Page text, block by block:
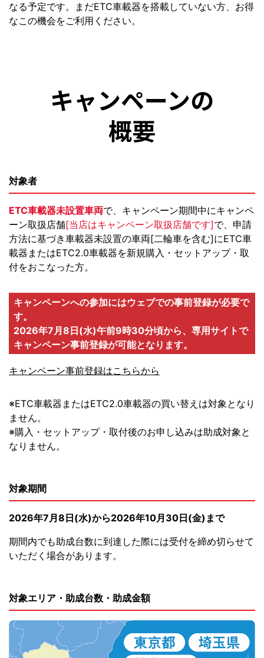
なる予定です。まだETC車載器を搭載していない方、お得
なこの機会をご利用ください。
キャンペーンの
概要
対象者
ETC車載器未設置車両で、キャンペーン期間中にキャンペ
ーン取扱店舗[当店はキャンペーン取扱店舗です]で、申請
方法に基づき車載器未設置の車両[二輪車を含む]にETC車
載器またはETC2.0車載器を新規購入・セットアップ・取
付をおこなった方。
キャンペーンへの参加にはウェブでの事前登録が必要で
す。
2026年7月8日(水)午前9時30分頃から、専用サイトで
キャンペーン事前登録が可能となります。
キャンペーン事前登録はこちらから
※ETC車載器またはETC2.0車載器の買い替えは対象となり
ません。
※購入・セットアップ・取付後のお申し込みは助成対象と
なりません。
対象期間
2026年7月8日(水)から2026年10月30日(金)まで
期間内でも助成台数に到達した際には受付を締め切らせて
いただく場合があります。
対象エリア・助成台数・助成金額